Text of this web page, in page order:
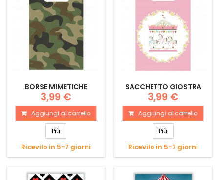
BORSE MIMETICHE
3,99 €
Aggiungi al carrello
Più
Ricevilo in 5-7 giorni
SACCHETTO GIOSTRA
3,99 €
Aggiungi al carrello
Più
Ricevilo in 5-7 giorni